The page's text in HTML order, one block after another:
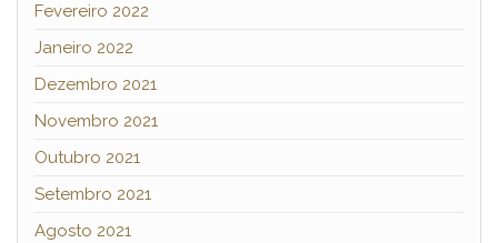
Fevereiro 2022
Janeiro 2022
Dezembro 2021
Novembro 2021
Outubro 2021
Setembro 2021
Agosto 2021